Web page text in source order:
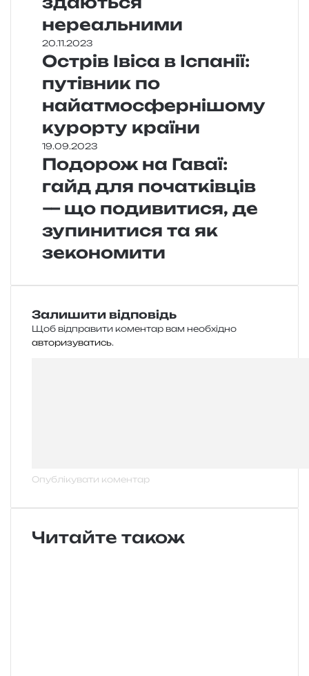
нереальними
20.11.2023
Острів Івіса в Іспанії:
путівник по
найатмосфернішому
курорту країни
19.09.2023
Подорож на Гаваї:
гайд для початківців
— що подивитися, де
зупинитися та як
зекономити
Залишити відповідь
Щоб відправити коментар вам необхідно
авторизуватись.
Читайте також